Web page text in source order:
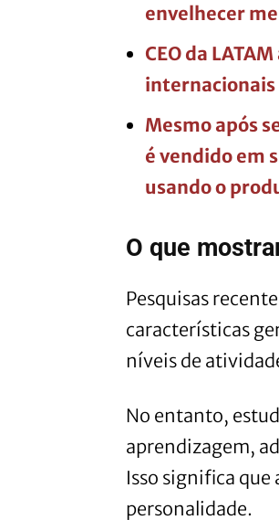
envelhecer
CEO da
Mesmo após
é vendido em
usando o
O que
Pesquisas
características
níveis de
No entanto,
aprendizagem,
Isso significa que
personalidade.